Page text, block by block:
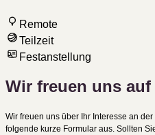
Remote
Teilzeit
Festanstellung
Wir freuen uns auf
Wir freuen uns über Ihr Interesse an
folgende kurze Formular aus. Sollten